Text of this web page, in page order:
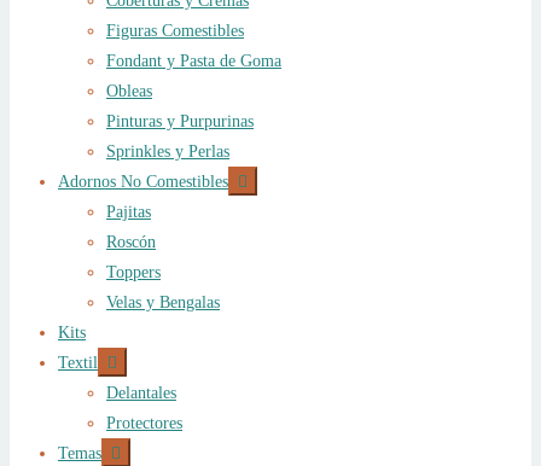
hijo
Figuras Comestibles
Fondant y Pasta de Goma
Obleas
Pinturas y Purpurinas
Sprinkles y Perlas
Adornos No Comestibles Expandir
el
Pajitas
Roscón
Toppers
Velas y Bengalas
Kits
Textil
Expandir
el
menú
hijo
Delantales
Protectores
Temas Expandir